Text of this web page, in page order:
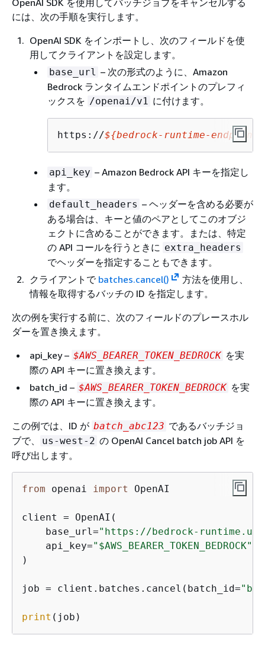
OpenAI SDK を使用してバッチジョブをキャンセルする
には、次の手順を実行します。
OpenAI SDK をインポートし、次のフィールドを使
用してクライアントを設定します。
base_url – 次の形式のように、Amazon
Bedrock ランタイムエンドポイントのプレフィ
ックスを /openai/v1 に付けます。
https://${bedrock-runtime-endpoint}
api_key – Amazon Bedrock API キーを指定し
ます。
default_headers – ヘッダーを含める必要が
ある場合は、キーと値のペアとしてこのオブジ
ェクトに含めることができます。または、特定
の API コールを行うときに extra_headers
でヘッダーを指定することもできます。
クライアントで batches.cancel()
方法を使用し、
情報を取得するバッチの ID を指定します。
次の例を実行する前に、次のフィールドのプレースホル
ダーを置き換えます。
api_key – $AWS_BEARER_TOKEN_BEDROCK を実
際の API キーに置き換えます。
batch_id – $AWS_BEARER_TOKEN_BEDROCK を実
際の API キーに置き換えます。
この例では、ID が batch_abc123 であるバッチジョ
ブで、
us-west-2 の OpenAI Cancel batch job API を
呼び出します。
from openai import OpenAI
client = OpenAI(
    base_url=
"https://bedrock-runtime.us-
    api_key=
"$AWS_BEARER_TOKEN_BEDROCK"
)
job = client.batches.cancel(batch_id=
print (job)